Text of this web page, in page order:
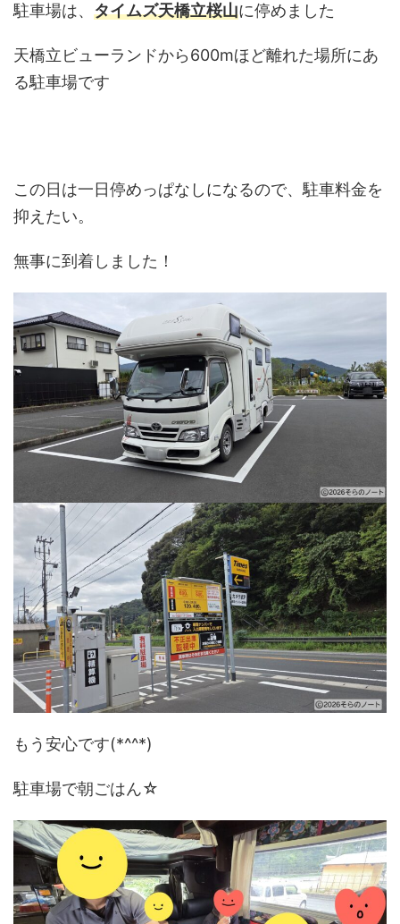
駐車場は、 タイムズ天橋立桜山に停めました
天橋立ビューランドから600mほど離れた場所にあ
る駐車場です
この日は一日停めっぱなしになるので、駐車料金を
抑えたい。
無事に到着しました！
もう安心です(*^^*)
駐車場で朝ごはん☆